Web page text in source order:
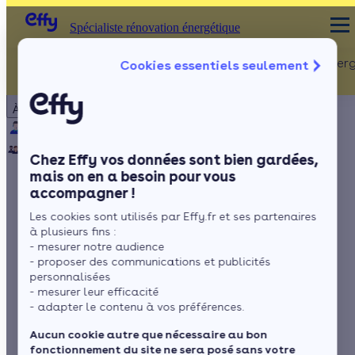
Cookies essentiels seulement
Chez Effy vos données sont bien gardées,
mais on en a besoin pour vous
accompagner !
Les cookies sont utilisés par Effy.fr et ses partenaires
à plusieurs fins :
- mesurer notre audience
- proposer des communications et publicités
personnalisées
- mesurer leur efficacité
- adapter le contenu à vos préférences.
Aucun cookie autre que nécessaire au bon
fonctionnement du site ne sera posé sans votre
À propos
Notre équipe
Rejoignez-nous Presse
Spécialiste rénovation énergétique Rénovation
Murs
Sols
Spécialiste rénovation énergétique
Isolant mince :
quelles sont les
performances de cet
isolant multicouche ?